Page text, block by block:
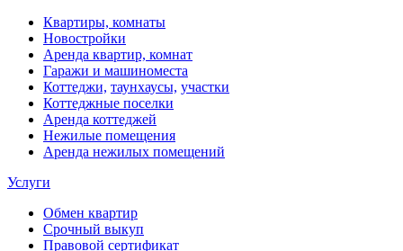
Квартиры, комнаты
Новостройки
Аренда квартир, комнат
Гаражи и машиноместа
Коттеджи, таунхаусы, участки
Коттеджные поселки
Аренда коттеджей
Нежилые помещения
Аренда нежилых помещений
Услуги
Обмен квартир
Срочный выкуп
Правовой сертификат